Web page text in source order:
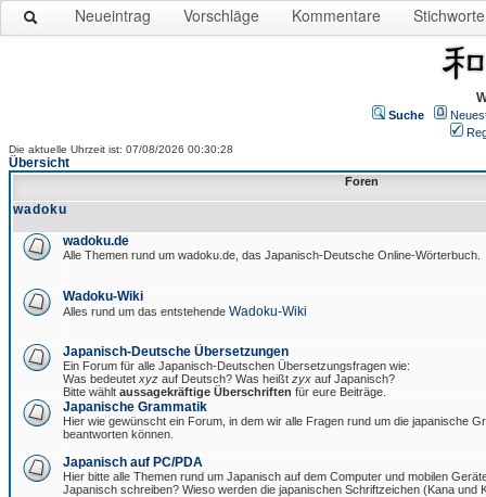
Neueintrag Vorschläge Kommentare Stichworte
Suche
Die aktuelle Uhrzeit ist: 07/08/2026 00:30:28
Übersicht
Foren
wadoku
wadoku.de
Alle Themen rund um wadoku.de, das Japanisch-Deutsche Online-Wörterbuch.
Wadoku-Wiki
Alles rund um das entstehende Wadoku-Wiki
Japanisch-Deutsche Übersetzungen
Ein Forum für alle Japanisch-Deutschen Übersetzungsfragen wie:
Was bedeutet xyz auf Deutsch? Was heißt zyx auf Japanisch?
Bitte wählt aussagekräftige Überschriften für eure Beiträge.
Japanische Grammatik
Hier wie gewünscht ein Forum, in dem wir alle Fragen rund um die japanische
beantworten können.
Japanisch auf PC/PDA
Hier bitte alle Themen rund um Japanisch auf dem Computer und mobilen
Japanisch schreiben? Wieso werden die japanischen Schriftzeichen (Kana und